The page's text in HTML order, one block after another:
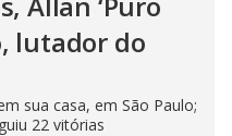
lutador do
sua casa, em São Paulo;
22 vitórias